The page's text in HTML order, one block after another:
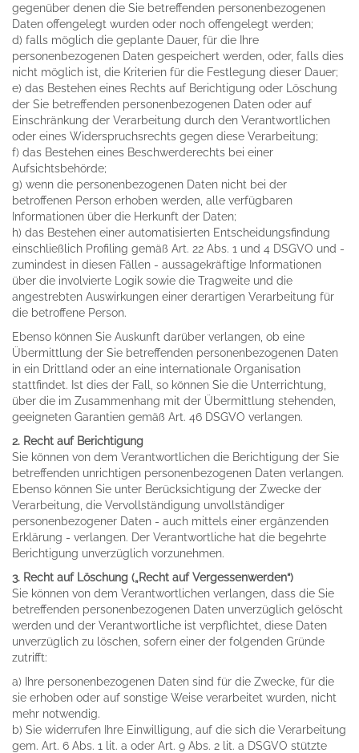
gegenüber denen die Sie betreffenden personenbezogenen
Daten offengelegt wurden oder noch offengelegt werden;
d) falls möglich die geplante Dauer, für die Ihre
personenbezogenen Daten gespeichert werden, oder, falls dies
nicht möglich ist, die Kriterien für die Festlegung dieser Dauer;
e) das Bestehen eines Rechts auf Berichtigung oder Löschung
der Sie betreffenden personenbezogenen Daten oder auf
Einschränkung der Verarbeitung durch den Verantwortlichen
oder eines Widerspruchsrechts gegen diese Verarbeitung;
f) das Bestehen eines Beschwerderechts bei einer
Aufsichtsbehörde;
g) wenn die personenbezogenen Daten nicht bei der
betroffenen Person erhoben werden, alle verfügbaren
Informationen über die Herkunft der Daten;
h) das Bestehen einer automatisierten Entscheidungsfindung
einschließlich Profiling gemäß Art. 22 Abs. 1 und 4 DSGVO und -
zumindest in diesen Fällen - aussagekräftige Informationen
über die involvierte Logik sowie die Tragweite und die
angestrebten Auswirkungen einer derartigen Verarbeitung für
die betroffene Person.
Ebenso können Sie Auskunft darüber verlangen, ob eine
Übermittlung der Sie betreffenden personenbezogenen Daten
in ein Drittland oder an eine internationale Organisation
stattfindet. Ist dies der Fall, so können Sie die Unterrichtung,
über die im Zusammenhang mit der Übermittlung stehenden,
geeigneten Garantien gemäß Art. 46 DSGVO verlangen.
2. Recht auf Berichtigung
Sie können von dem Verantwortlichen die Berichtigung der Sie
betreffenden unrichtigen personenbezogenen Daten verlangen.
Ebenso können Sie unter Berücksichtigung der Zwecke der
Verarbeitung, die Vervollständigung unvollständiger
personenbezogener Daten - auch mittels einer ergänzenden
Erklärung - verlangen. Der Verantwortliche hat die begehrte
Berichtigung unverzüglich vorzunehmen.
3. Recht auf Löschung („Recht auf Vergessenwerden“)
Sie können von dem Verantwortlichen verlangen, dass die Sie
betreffenden personenbezogenen Daten unverzüglich gelöscht
werden und der Verantwortliche ist verpflichtet, diese Daten
unverzüglich zu löschen, sofern einer der folgenden Gründe
zutrifft:
a) Ihre personenbezogenen Daten sind für die Zwecke, für die
sie erhoben oder auf sonstige Weise verarbeitet wurden, nicht
mehr notwendig.
b) Sie widerrufen Ihre Einwilligung, auf die sich die Verarbeitung
gem. Art. 6 Abs. 1 lit. a oder Art. 9 Abs. 2 lit. a DSGVO stützte